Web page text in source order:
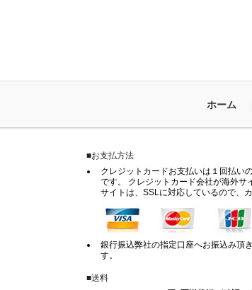
ホーム
■お支払方法
クレジットカードお支払いは１回払い
です。 クレジットカード会社が海外
サイトは、SSLに対応しているので、
銀行振込弊社の指定口座へお振込み頂
す。
■送料